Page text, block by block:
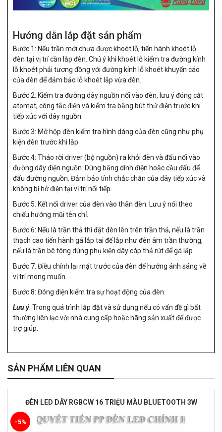
Hướng dẫn lắp đặt sản phẩm
Bước 1: Nếu trần mới chưa được khoét lỗ, tiến hành khoét lỗ
đèn tại vị trí cần lắp đèn. Chú ý khi khoét lỗ kiểm tra đường kính
lỗ khoét phải tương đồng với đường kính lỗ khoét khuyến cáo
của đèn để đảm bảo lỗ khoét lắp vừa đèn.
Bước 2: Kiểm tra đường dây nguồn nối vào đèn, lưu ý đóng cắt
atomat, công tắc điện và kiểm tra bằng bút thử điện trước khi
tiếp xúc với dây nguồn.
Bước 3: Mở hộp đèn kiểm tra hình dáng của đèn cũng như phụ
kiện đèn trước khi lắp.
Bước 4: Tháo rời driver (bộ nguồn) ra khỏi đèn và đấu nối vào
đường dây điện nguồn. Dùng băng dính điện hoặc cầu đấu để
đấu đường nguồn. Đảm bảo tính chắc chắn của dây tiếp xúc và
không bị hở điện tại vị trí nối tiếp.
Bước 5: Kết nối driver của đèn vào thân đèn. Lưu ý nối theo
chiếu hướng mũi tên chỉ.
Bước 6: Nếu là trần thả thì đặt đèn lên trên trần thả, nếu là trần
thạch cao tiến hành gá lắp tai để lắp như đèn âm trần thường,
nếu là trần bê tông dùng phụ kiện dây cáp thả rút để gá lắp.
Bước 7: Điều chỉnh lại mặt trước của đèn để hướng ánh sáng về
vị trí mong muốn.
Bước 8: Đóng điện kiểm tra sự hoạt động của đèn.
Lưu ý: Trong quá trình lắp đặt và sử dụng nếu có vấn đề gì bất
thường liên lạc với nhà cung cấp hoặc hãng sản xuất để được
trợ giúp.
SẢN PHẨM LIÊN QUAN
ĐÈN LED DÂY RGBCW 16 TRIỆU MÀU BLUETOOTH 3W
-5%